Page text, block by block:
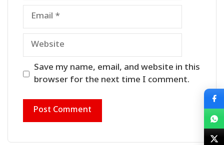
Email
Website
Save my name, email, and website in this
browser for the next time I comment.